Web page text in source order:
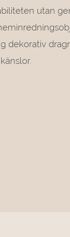
utan
dekorativ